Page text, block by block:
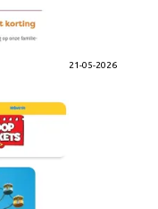
21-05-2026